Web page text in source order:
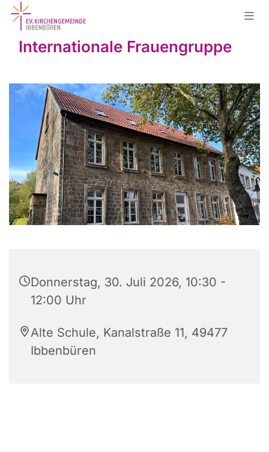
Internationale Frauengruppe
Donnerstag, 30. Juli 2026, 10:30 -
12:00 Uhr
Alte Schule, Kanalstraße 11, 49477
Ibbenbüren